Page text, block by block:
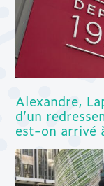
Alexandre,
d’un
est-on arrivé